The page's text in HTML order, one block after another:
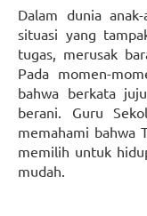
Dalam dunia
situasi yang
tugas, merusak
Pada momen-
bahwa berkata
berani. Guru
memahami bahwa
memilih untuk
mudah.